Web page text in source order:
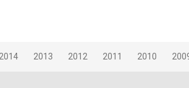
2013 2012 2011 2010